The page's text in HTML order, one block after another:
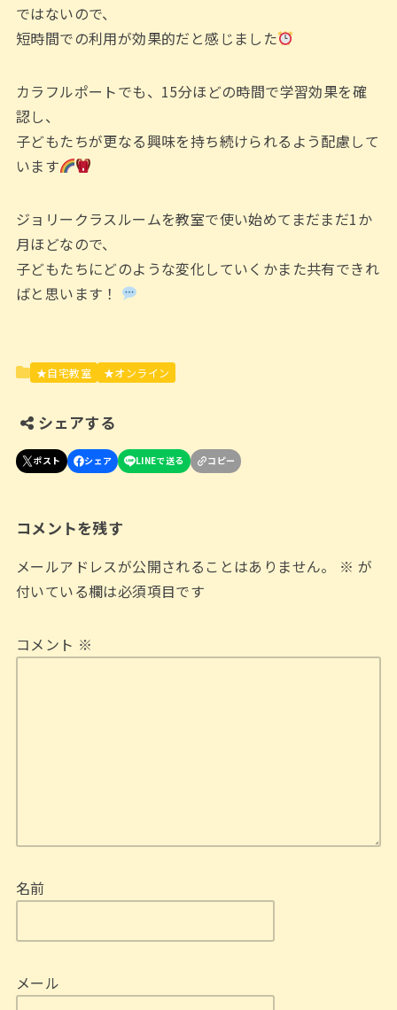
ではないので、
短時間での利用が効果的だと感じました
カラフルポートでも、15分ほどの時間で学習効果を確
認し、
子どもたちが更なる興味を持ち続けられるよう配慮して
います
ジョリークラスルームを教室で使い始めてまだまだ1か
月ほどなので、
子どもたちにどのような変化していくかまた共有できれ
ばと思います！
★自宅教室 ★オンライン
シェアする
コメントを残す
メールアドレスが公開されることはありません。 ※ が
付いている欄は必須項目です
コメント ※
名前
メール